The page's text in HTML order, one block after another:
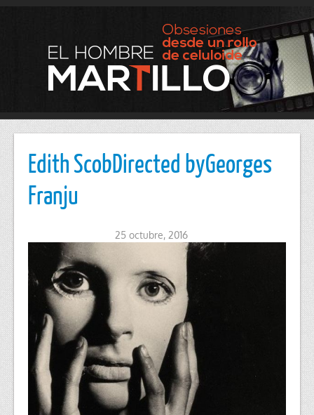
Edith ScobDirected byGeorges
Franju
25 octubre, 2016